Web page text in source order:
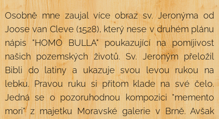
Osobně mne zaujal více obraz sv. Jeronýma od
Joose van Cleve (1528), který nese v druhém plánu
nápis "HOMO BULLA" poukazující na pomíjivost
našich pozemských životů. Sv. Jeroným přeložil
Bibli do latiny a ukazuje svou levou rukou na
lebku. Pravou ruku si přitom klade na své čelo.
Jedná se o pozoruhodnou kompozici "memento
mori" z majetku Moravské galerie v Brně. Avšak